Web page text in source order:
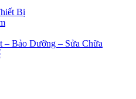
Bị
Bảo Dưỡng – Sửa Chữa